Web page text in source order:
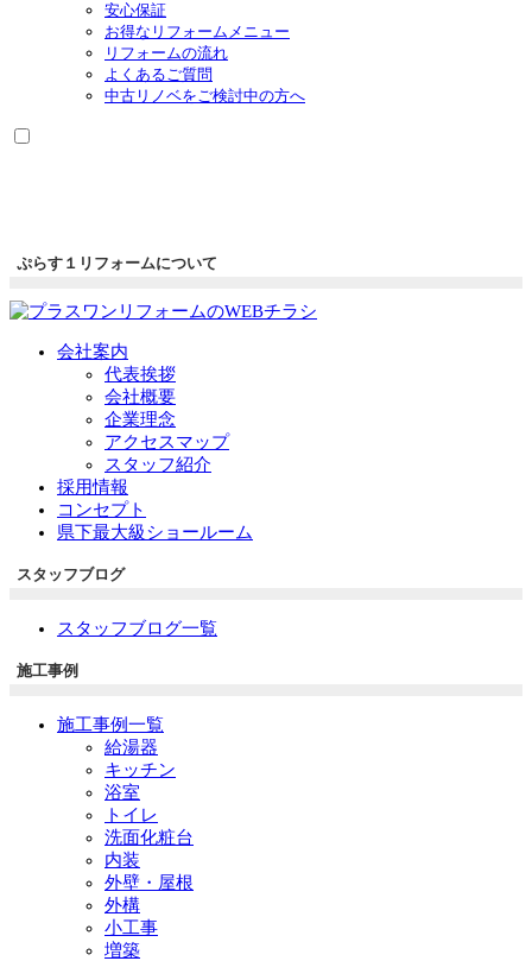
安心保証
お得なリフォームメニュー
リフォームの流れ
よくあるご質問
中古リノベをご検討中の方へ
ぷらす１リフォームについて
会社案内
代表挨拶
会社概要
企業理念
アクセスマップ
スタッフ紹介
採用情報
コンセプト
県下最大級ショールーム
スタッフブログ
スタッフブログ一覧
施工事例
施工事例一覧
給湯器
キッチン
浴室
トイレ
洗面化粧台
内装
外壁・屋根
外構
小工事
増築